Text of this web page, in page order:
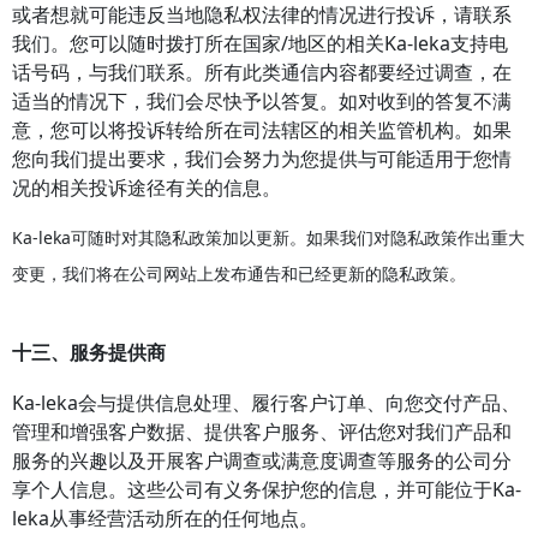
或者想就可能违反当地隐私权法律的情况进行投诉，请联系
我们。您可以随时拨打所在国家/地区的相关Ka-leka支持电
话号码，与我们联系。所有此类通信内容都要经过调查，在
适当的情况下，我们会尽快予以答复。如对收到的答复不满
意，您可以将投诉转给所在司法辖区的相关监管机构。如果
您向我们提出要求，我们会努力为您提供与可能适用于您情
况的相关投诉途径有关的信息。
Ka-leka可随时对其隐私政策加以更新。如果我们对隐私政策作出重大
变更，我们将在公司网站上发布通告和已经更新的隐私政策。
十三、服务提供商
Ka-leka会与提供信息处理、履行客户订单、向您交付产品、
管理和增强客户数据、提供客户服务、评估您对我们产品和
服务的兴趣以及开展客户调查或满意度调查等服务的公司分
享个人信息。这些公司有义务保护您的信息，并可能位于Ka-
leka从事经营活动所在的任何地点。